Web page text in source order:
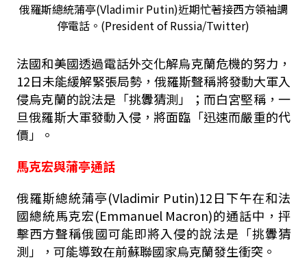
俄羅斯總統蒲亭(Vladimir Putin)近期忙著接西方領袖調
停電話。(President of Russia/Twitter)
法國和美國透過電話外交化解烏克蘭危機的努力，
12日未能緩解緊張局勢，俄羅斯聲稱將發動大軍入
侵烏克蘭的說法是「挑釁猜測」；而白宮堅稱，一
旦俄羅斯大軍發動入侵，將面臨「迅速而嚴重的代
價」。
馬克宏與蒲亭通話
俄羅斯總統蒲亭(Vladimir Putin)12日下午在和法
國總統馬克宏(Emmanuel Macron)的通話中，抨
擊西方聲稱俄國可能即將入侵的說法是「挑釁猜
測」，可能導致在前蘇聯國家烏克蘭發生衝突。